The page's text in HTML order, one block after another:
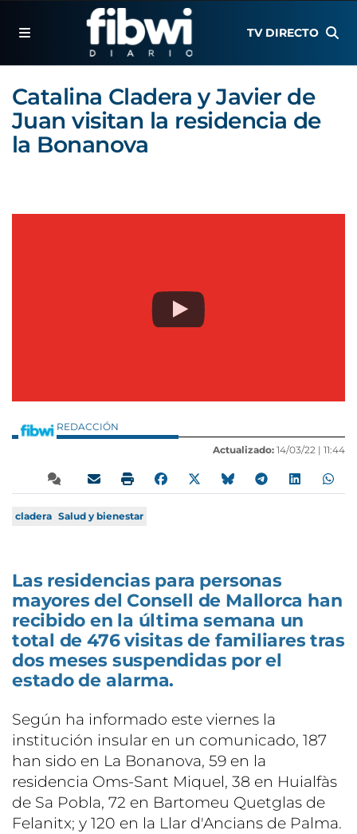
TV DIRECTO
Catalina Cladera y Javier de
Juan visitan la residencia de
la Bonanova
REDACCIÓN
Actualizado: 14/03/22 | 11:44
cladera Salud y bienestar
Las residencias para personas
mayores del Consell de Mallorca han
recibido en la última semana un
total de 476 visitas de familiares tras
dos meses suspendidas por el
estado de alarma.
Según ha informado este viernes la
institución insular en un comunicado, 187
han sido en La Bonanova, 59 en la
residencia Oms-Sant Miquel, 38 en Huialfàs
de Sa Pobla, 72 en Bartomeu Quetglas de
Felanitx; y 120 en la Llar d'Ancians de Palma.